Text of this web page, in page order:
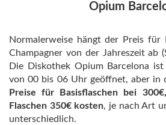
Opium
Normalerweise hängt der Preis für
Champagner von der Jahreszeit ab
Die Diskothek Opium Barcelona
von 00 bis 06 Uhr geöffnet, aber in
Preise für Basisflaschen bei
Flaschen 350€ kosten, je nach Art
unterschiedlich.